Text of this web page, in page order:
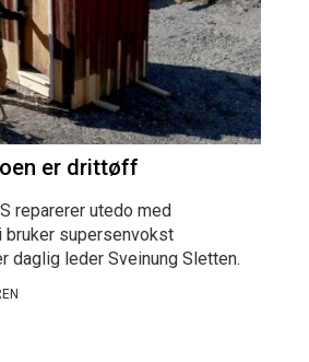
er drittøff
reparerer utedo med
bruker supersenvokst
daglig leder Sveinung Sletten.